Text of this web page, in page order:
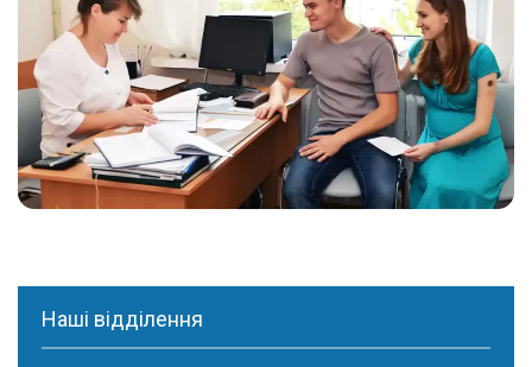
Наші відділення